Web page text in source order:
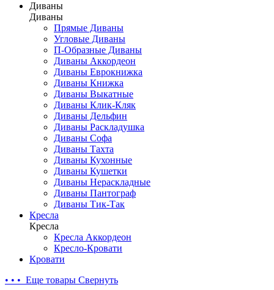
Диваны
Диваны
Прямые Диваны
Угловые Диваны
П-Образные Диваны
Диваны Аккордеон
Диваны Еврокнижка
Диваны Книжка
Диваны Выкатные
Диваны Клик-Кляк
Диваны Дельфин
Диваны Раскладушка
Диваны Софа
Диваны Тахта
Диваны Кухонные
Диваны Кушетки
Диваны Нераскладные
Диваны Пантограф
Диваны Тик-Так
Кресла
Кресла
Кресла Аккордеон
Кресло-Кровати
Кровати
• • • Еще товары Свернуть